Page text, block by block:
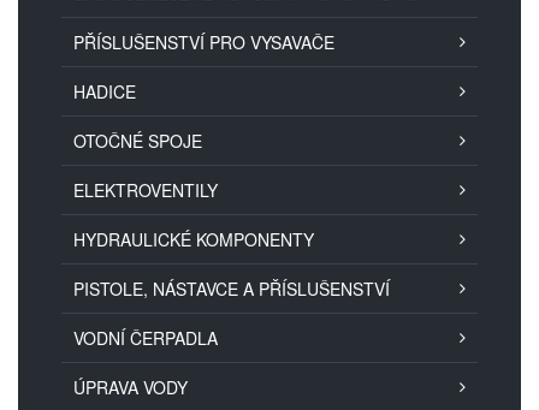
PŘÍSLUŠENSTVÍ PRO VYSAVAČE
HADICE
OTOČNÉ SPOJE
ELEKTROVENTILY
HYDRAULICKÉ KOMPONENTY
PISTOLE, NÁSTAVCE A PŘÍSLUŠENSTVÍ
VODNÍ ČERPADLA
ÚPRAVA VODY